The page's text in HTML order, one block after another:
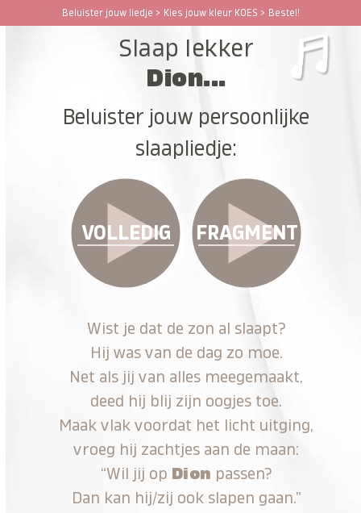
Beluister jouw liedje > Kies jouw kleur KOES > Bestel!
Open
Close
Slaap lekker
Dion...
Beluister jouw persoonlijke
slaapliedje:
VOLLEDIG FRAGMENT
Wist je dat de zon al slaapt?
Hij was van de dag zo moe.
Net als jij van alles meegemaakt,
deed hij blij zijn oogjes toe.
Maak vlak voordat het licht uitging,
vroeg hij zachtjes aan de maan:
“Wil jij op Dion passen?
Dan kan hij/zij ook slapen gaan.”